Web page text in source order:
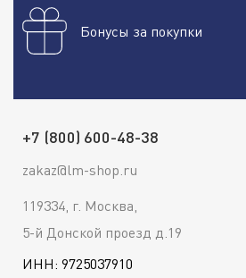
Бонусы за покупки
+7 (800) 600-48-38
zakaz@lm-shop.ru
119334, г. Москва,
5-й Донской проезд д.19
ИНН: 9725037910